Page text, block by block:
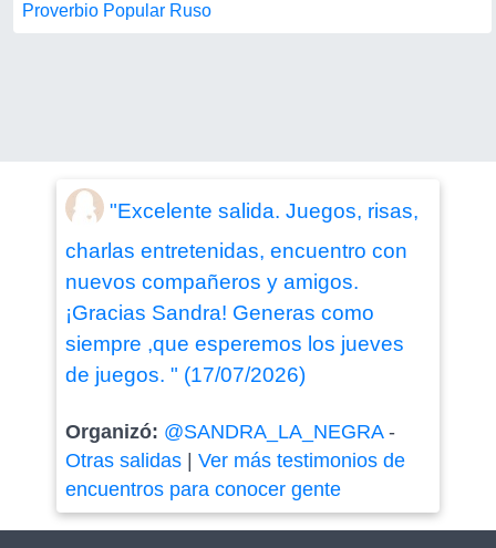
Proverbio Popular Ruso
"Excelente salida. Juegos, risas,
charlas entretenidas, encuentro con
nuevos compañeros y amigos.
¡Gracias Sandra! Generas como
siempre ,que esperemos los jueves
de juegos. " (17/07/2026)
Organizó: @SANDRA_LA_NEGRA-
Otras salidas| Ver más testimonios de
encuentros para conocer gente